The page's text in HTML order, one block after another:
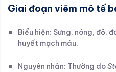
Giai đoạn viêm mô tế
Biểu hiện: Sưng, nóng, đỏ,
huyết mạch máu.
Nguyên nhân: Thường do